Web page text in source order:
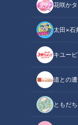
花咲か
太田×石
キユー
道との
ともだ
この記事の画像（全